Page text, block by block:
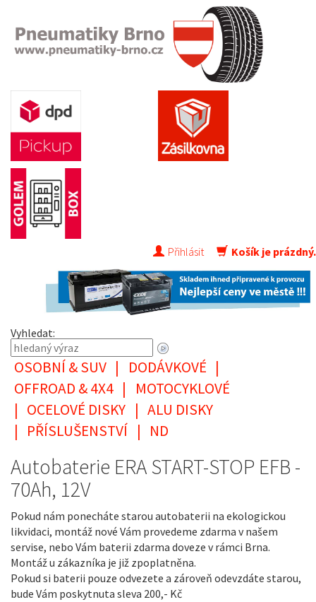
Přihlásit Košík je prázdný.
Vyhledat:
OSOBNÍ & SUV | DODÁVKOVÉ |
OFFROAD & 4X4 |
MOTOCYKLOVÉ
| OCELOVÉ DISKY | ALU DISKY
| PŘÍSLUŠENSTVÍ | ND
Autobaterie ERA START-STOP EFB -
70Ah, 12V
Pokud nám ponecháte starou autobaterii na ekologickou
likvidaci, montáž nové Vám provedeme zdarma v našem
servise, nebo Vám baterii zdarma doveze v rámci Brna.
Montáž u zákazníka je již zpoplatněna.
Pokud si baterii pouze odvezete a zároveň odevzdáte starou,
bude Vám poskytnuta sleva 200,- Kč